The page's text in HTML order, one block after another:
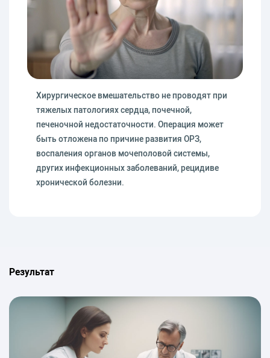
Хирургическое вмешательство не проводят при
тяжелых патологиях сердца, почечной,
печеночной недостаточности. Операция может
быть отложена по причине развития ОРЗ,
воспаления органов мочеполовой системы,
других инфекционных заболеваний, рецидиве
хронической болезни.
Результат